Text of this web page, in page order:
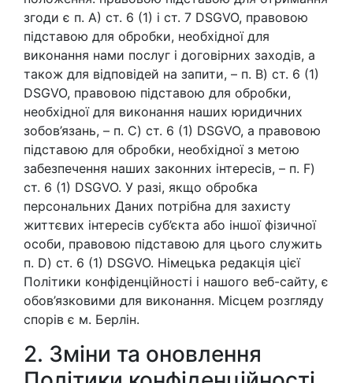
згоди є п. А) ст. 6 (1) і ст. 7 DSGVO, правовою
підставою для обробки, необхідної для
виконання нами послуг і договірних заходів, а
також для відповідей на запити, – п. B) ст. 6 (1)
DSGVO, правовою підставою для обробки,
необхідної для виконання наших юридичних
зобов’язань, – п. C) ст. 6 (1) DSGVO, а правовою
підставою для обробки, необхідної з метою
забезпечення наших законних інтересів, – п. F)
ст. 6 (1) DSGVO. У разі, якщо обробка
персональних Даних потрібна для захисту
життєвих інтересів суб’єкта або іншої фізичної
особи, правовою підставою для цього служить
п. D) ст. 6 (1) DSGVO. Німецька редакція цієї
Політики конфіденційності і нашого веб-сайту, є
обов’язковими для виконання. Місцем розгляду
спорів є м. Берлін.
2. Зміни та оновлення